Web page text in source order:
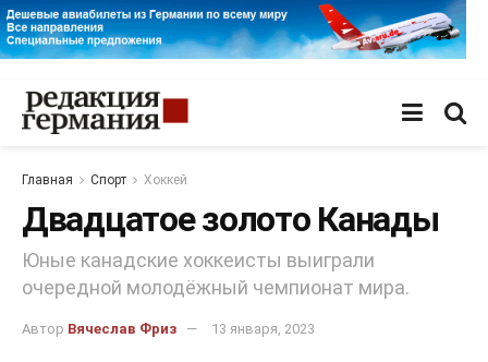
Главная Спорт Хоккей
Двадцатое золото Канады
Юные канадские хоккеисты выиграли
очередной молодёжный чемпионат мира.
Автор Вячеслав Фриз 13 января, 2023